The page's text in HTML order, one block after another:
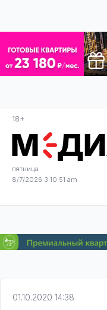
18+
пятница
8/7/2026 3:10:51 am
01.10.2020 14:38